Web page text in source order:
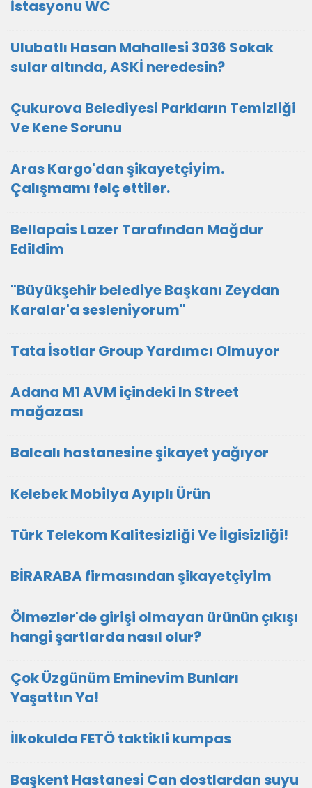
İstasyonu WC
Ulubatlı Hasan Mahallesi 3036 Sokak
sular altında, ASKİ neredesin?
Çukurova Belediyesi Parkların Temizliği
Ve Kene Sorunu
Aras Kargo'dan şikayetçiyim.
Çalışmamı felç ettiler.
Bellapais Lazer Tarafından Mağdur
Edildim
"Büyükşehir belediye Başkanı Zeydan
Karalar'a sesleniyorum"
Tata İsotlar Group Yardımcı Olmuyor
Adana M1 AVM içindeki In Street
mağazası
Balcalı hastanesine şikayet yağıyor
Kelebek Mobilya Ayıplı Ürün
Türk Telekom Kalitesizliği Ve İlgisizliği!
BİRARABA firmasından şikayetçiyim
Ölmezler'de girişi olmayan ürünün çıkışı
hangi şartlarda nasıl olur?
Çok Üzgünüm Eminevim Bunları
Yaşattın Ya!
İlkokulda FETÖ taktikli kumpas
Başkent Hastanesi Can dostlardan suyu